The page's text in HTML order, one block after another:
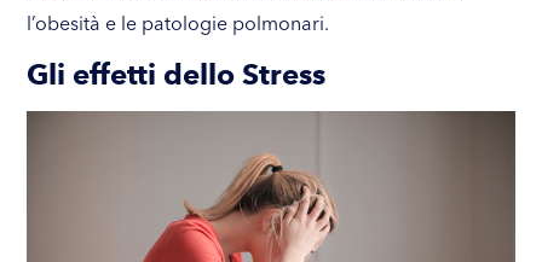
l’obesità e le patologie polmonari.
Gli effetti dello Stress